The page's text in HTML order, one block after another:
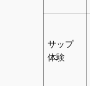
サップ
体験